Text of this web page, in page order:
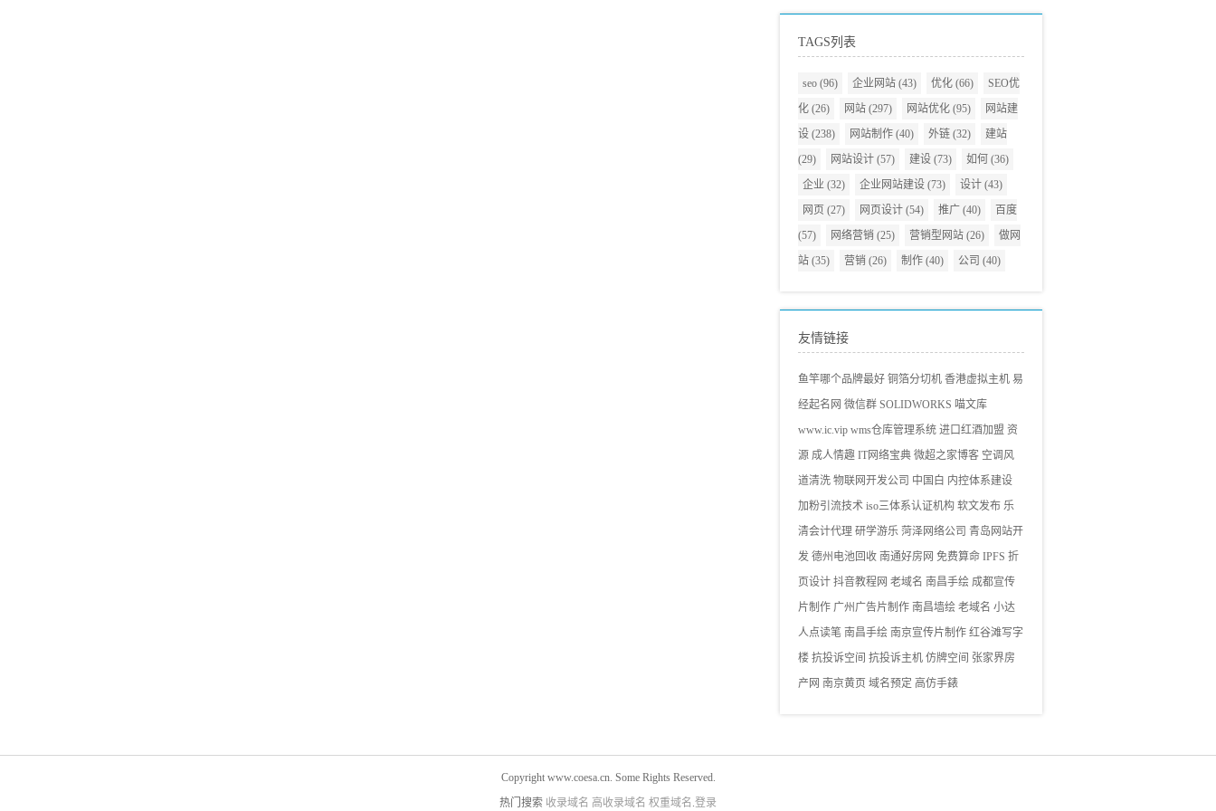
TAGS列表
seo (96) 企业网站 (43) 优化 (66)
SEO优
化 (26) 网站 (297) 网站优化 (95)
网站建
设 (238) 网站制作 (40) 外链 (32)
建站
(29)
网站设计 (57) 建设 (73) 如何 (36)
企业 (32) 企业网站建设 (73) 设计 (43)
网页 (27) 网页设计 (54) 推广 (40)
百度
(57)
网络营销 (25) 营销型网站 (26)
做网
站 (35) 营销 (26) 制作 (40) 公司 (40)
友情链接
鱼竿哪个品牌最好 铜箔分切机 香港虚拟主机 易
经起名网 微信群 SOLIDWORKS 喵文库
www.ic.vip wms仓库管理系统 进口红酒加盟 资
源 成人情趣 IT网络宝典 微超之家博客 空调风
道清洗 物联网开发公司 中国白 内控体系建设
加粉引流技术 iso三体系认证机构 软文发布 乐
清会计代理 研学游乐 菏泽网络公司 青岛网站开
发 德州电池回收 南通好房网 免费算命 IPFS 折
页设计 抖音教程网 老域名 南昌手绘 成都宣传
片制作 广州广告片制作 南昌墙绘 老域名 小达
人点读笔 南昌手绘 南京宣传片制作 红谷滩写字
楼 抗投诉空间 抗投诉主机 仿牌空间 张家界房
产网 南京黄页 域名预定 高仿手錶
Copyright www.coesa.cn. Some Rights Reserved.
热门搜索 收录域名 高收录域名 权重域名 .登录